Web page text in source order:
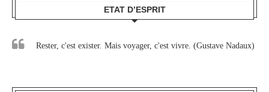
ETAT D’ESPRIT
Rester, c'est exister. Mais voyager, c'est vivre. (Gustave Nadaux)